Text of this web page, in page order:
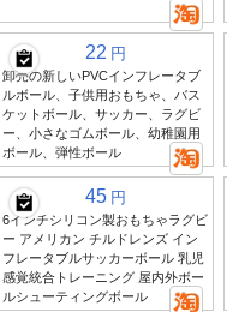
22 円
卸売の新しいPVCインフレータブ
ルボール、子供用おもちゃ、バス
ケットボール、サッカー、ラグビ
ー、小さなゴムボール、幼稚園用
ボール、弾性ボール
45 円
6インチシリコン製おもちゃラグビ
ー アメリカン チルドレンズ イン
フレータブルサッカーボール 乳児
感覚統合トレーニング 屋内外ボー
ルシューティングボール